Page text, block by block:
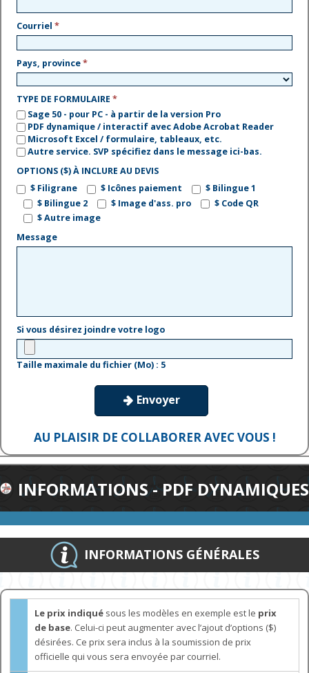
Courriel *
Pays, province*
TYPE DE FORMULAIRE *
Sage 50 - pour PC - à partir de la version Pro
PDF dynamique / interactif avec Adobe Acrobat Reader
Microsoft Excel / formulaire, tableaux, etc.
Autre service. SVP spécifiez dans le message ici-bas.
OPTIONS ($) À INCLURE AU DEVIS
$ Filigrane
$ Icônes paiement
$ Bilingue 1
$ Bilingue 2
$ Image d'ass. pro
$ Code QR
$ Autre image
Message
Si vous désirez joindre votre logo
Taille maximale du fichier (Mo) : 5
 Envoyer
AU PLAISIR DE COLLABORER AVEC VOUS !
INFORMATIONS - PDF DYNAMIQUES
INFORMATIONS GÉNÉRALES
Le prix indiqué sous les modèles en exemple est le prix
de base. Celui-ci peut augmenter avec l’ajout d’options ($)
désirées. Ce prix sera inclus à la soumission de prix
officielle qui vous sera envoyée par courriel.